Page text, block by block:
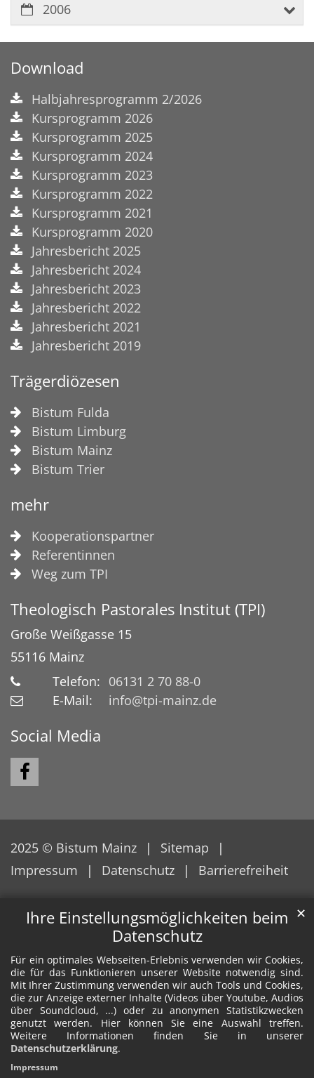
Ihre Einstellungsmöglichkeiten beim
Datenschutz
Für ein optimales Webseiten-Erlebnis verwenden wir Cookies,
die für das Funktionieren unserer Website notwendig sind.
Mit Ihrer Zustimmung verwenden wir auch Tools und Cookies,
die zur Anzeige externer Inhalte (Videos über Youtube, Audios
über Soundcloud, ...) oder zu anonymen Statistikzwecken
genutzt werden. Hier können Sie eine Auswahl treffen.
Weitere Informationen finden Sie in unserer
Datenschutzerklärung.
✕
Impressum
2006
Download
Halbjahresprogramm 2/2026
Kursprogramm 2026
Kursprogramm 2025
Kursprogramm 2024
Kursprogramm 2023
Kursprogramm 2022
Kursprogramm 2021
Kursprogramm 2020
Jahresbericht 2025
Jahresbericht 2024
Jahresbericht 2023
Jahresbericht 2022
Jahresbericht 2021
Jahresbericht 2019
Trägerdiözesen
Bistum Fulda
Bistum Limburg
Bistum Mainz
Bistum Trier
mehr
Kooperationspartner
Referentinnen
Weg zum TPI
Theologisch Pastorales Institut (TPI)
Große Weißgasse 15
55116 Mainz
Telefon: 06131 2 70 88-0
E-Mail:
info@tpi-mainz.de
Social Media
2025 © Bistum Mainz
Sitemap
Impressum
Datenschutz Barrierefreiheit